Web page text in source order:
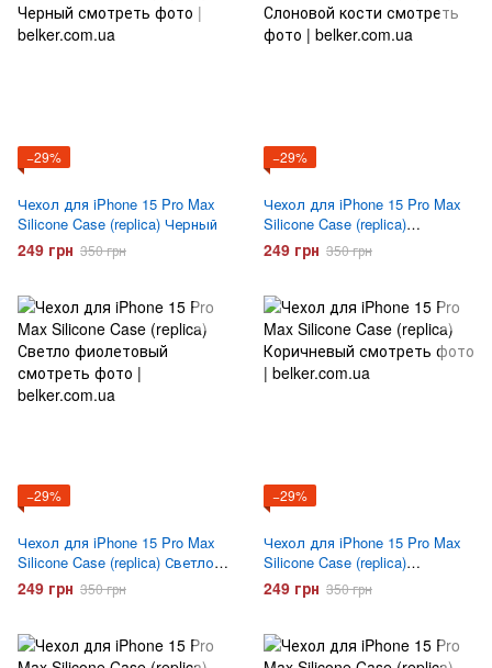
−29%
Чехол для iPhone 15 Pro Max
Silicone Case (replica) Черный
249 грн 350 грн
−29%
Чехол для iPhone 15 Pro Max
Silicone Case (replica)
Слоновой кости
249 грн 350 грн
−29%
Чехол для iPhone 15 Pro Max
Silicone Case (replica) Светло
фиолетовый
249 грн 350 грн
−29%
Чехол для iPhone 15 Pro Max
Silicone Case (replica)
Коричневый
249 грн 350 грн